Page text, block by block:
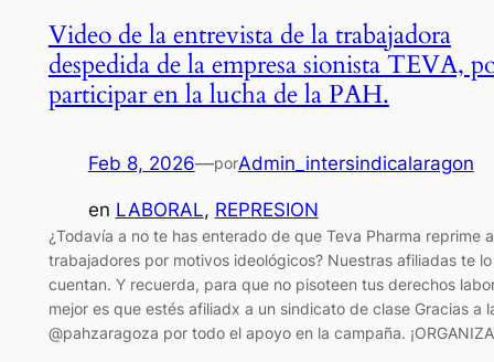
Video de la entrevista de la trabajadora
despedida de la empresa sionista TEVA,
participar en la lucha de la PAH.
Feb 8, 2026—porAdmin_intersindicalaragon
en LABORAL, REPRESION
¿Todavía a no te has enterado de que Teva Pharma reprime
trabajadores por motivos ideológicos? Nuestras afiliadas te lo
cuentan. Y recuerda, para que no pisoteen tus derechos
mejor es que estés afiliadx a un sindicato de clase Gracias a
@pahzaragoza por todo el apoyo en la campaña.